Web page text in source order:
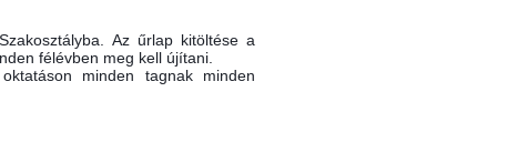
Az űrlap kitöltése a
félévben meg kell újítani.
minden tagnak minden